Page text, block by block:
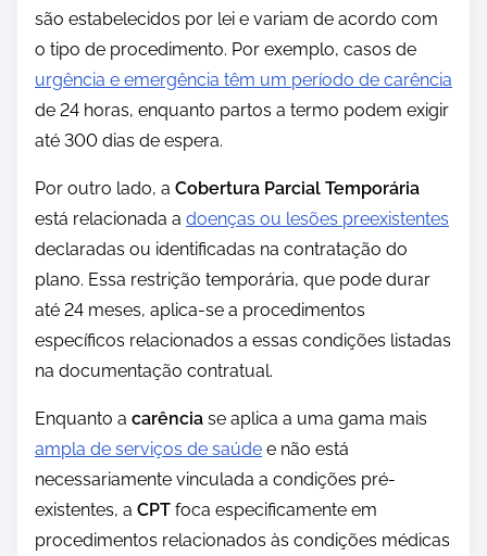
são estabelecidos por lei e variam de acordo com
o tipo de procedimento. Por exemplo, casos de
urgência e emergência têm um período de carência
de 24 horas, enquanto partos a termo podem exigir
até 300 dias de espera.
Por outro lado, a Cobertura Parcial Temporária
está relacionada a doenças ou lesões preexistentes
declaradas ou identificadas na contratação do
plano. Essa restrição temporária, que pode durar
até 24 meses, aplica-se a procedimentos
específicos relacionados a essas condições listadas
na documentação contratual.
Enquanto a carência se aplica a uma gama mais
ampla de serviços de saúde e não está
necessariamente vinculada a condições pré-
existentes, a CPT foca especificamente em
procedimentos relacionados às condições médicas